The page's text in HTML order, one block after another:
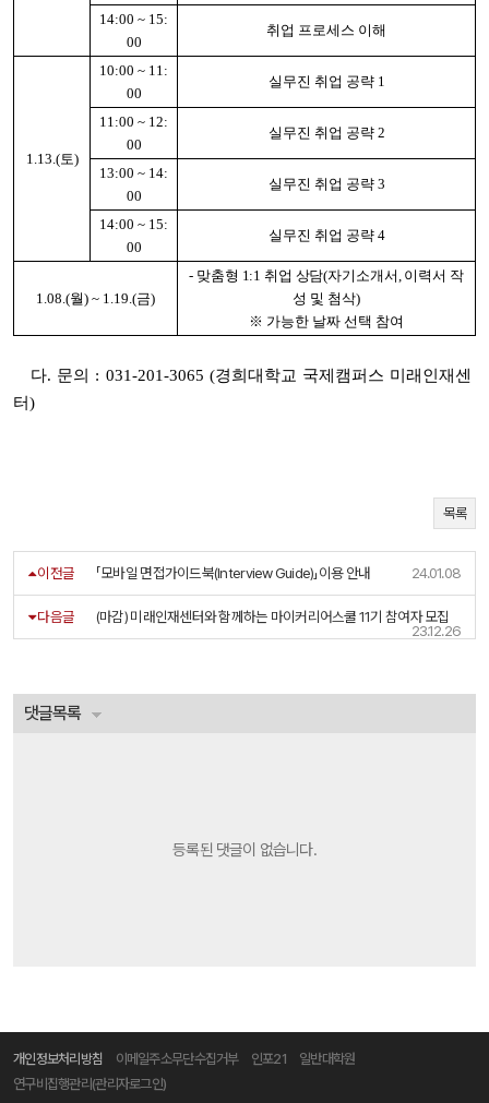
14:00 ~ 15:
00
취업 프로세스 이해
1.13.(토)
10:00 ~ 11:
00
실무진 취업 공략 1
11:00 ~ 12:
00
실무진 취업 공략 2
13:00 ~ 14:
00
실무진 취업 공략 3
14:00 ~ 15:
00
실무진 취업 공략 4
1.08.(월) ~ 1.19.(금)
- 맞춤형 1:1 취업 상담(자기소개서, 이력서 작
성 및 첨삭)
※ 가능한 날짜 선택 참여
다. 문의 : 031-201-3065 (경희대학교 국제캠퍼스 미래인재센
터)
목록
이전글 「모바일 면접가이드북(Interview Guide)」이용 안내 24.01.08
다음글
(마감) 미래인재센터와 함께하는 마이커리어스쿨 11기 참여자 모집
23.12.26
댓글목록
등록된 댓글이 없습니다.
개인정보처리방침 이메일주소무단수집거부 인포21
일반대학원
연구비집행관리(관리자로그인)